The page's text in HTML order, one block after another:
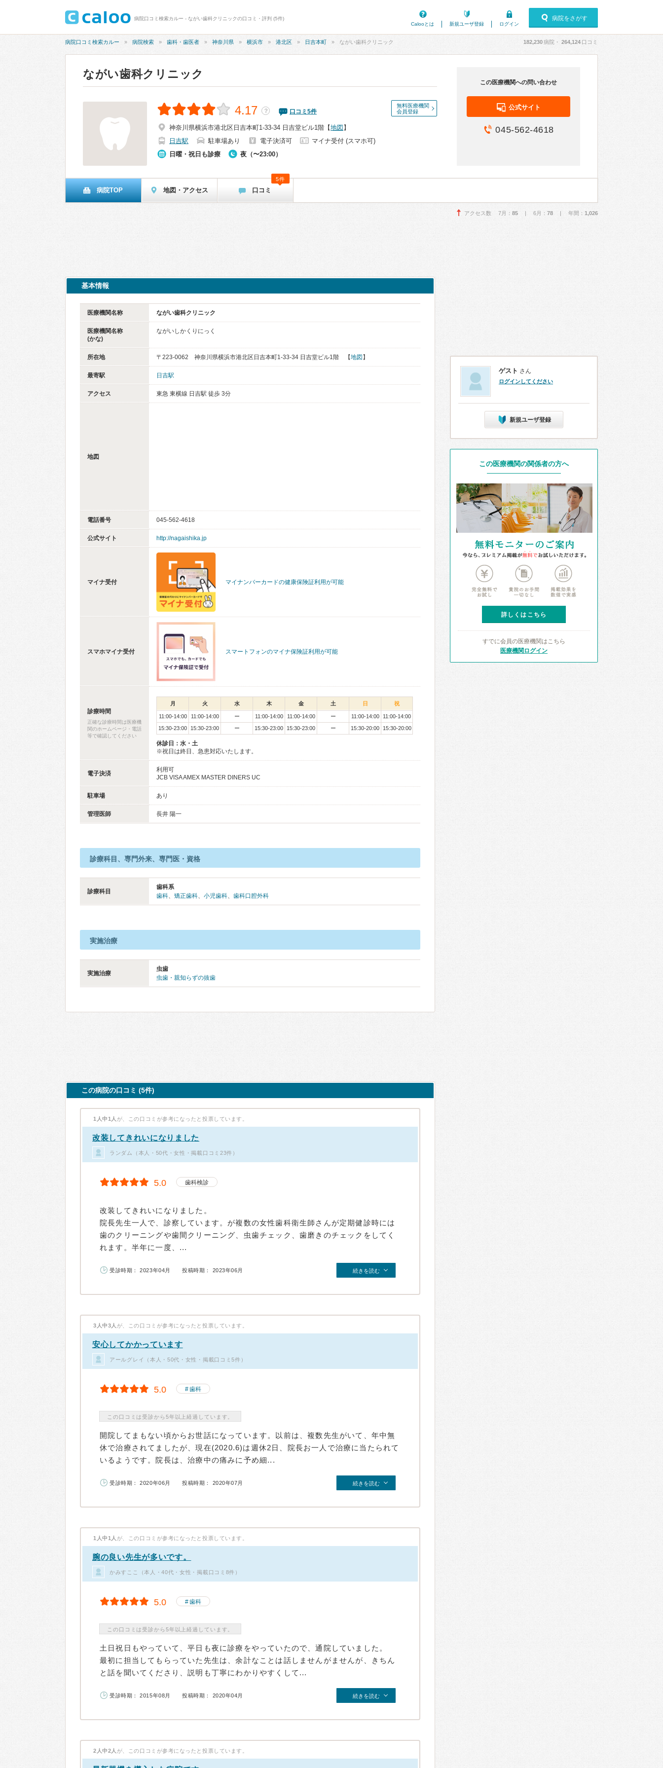
病院口コミ検索カルー - ながい歯科クリニックの口コミ・評判 (5件)
Calooとは
新規ユーザ登録 ログイン
病院をさがす
病院口コミ検索カルー 病院検索 歯科・歯医者 神奈川県 横浜市 港北区 日吉本町 ながい歯科クリニック 182,230病院・ 264,124 口コミ
ながい歯科クリニック
無料医療機関
会員登録
4.17 ？ 口コミ 5件
神奈川県横浜市港北区日吉本町1-33-34 日吉堂ビル1階 【地図 】
日吉駅
駐車場あり 電子決済可
マイナ受付 (スマホ可)
日曜・祝日も診療
夜（〜23:00）
この医療機関への問い合わせ
公式サイト
045-562-4618
病院TOP 地図・アクセス 口コミ
5件
アクセス数 7月： 85 | 6月： 78 | 年間： 1,026
基本情報
医療機関名称 ながい歯科クリニック
医療機関名称
(かな)
ながいしかくりにっく
所在地 〒223-0062 神奈川県横浜市港北区日吉本町1-33-34 日吉堂ビル1階 【地図 】
最寄駅 日吉駅
アクセス 東急 東横線 日吉駅 徒歩 3分
地図
電話番号 045-562-4618
公式サイト http://nagaishika.jp
マイナ受付 マイナンバーカードの健康保険証利用が可能
スマホマイナ受付 スマートフォンのマイナ保険証利用が可能
診療時間
正確な診療時間は医療機
関のホームページ・電話
等で確認してください
月 火 水 木 金 土 日 祝
11:00-14:00 11:00-14:00 ー 11:00-14:00 11:00-14:00 ー 11:00-14:00
11:00-14:00
15:30-23:00
15:30-23:00 ー 15:30-23:00 15:30-23:00 ー 15:30-20:00 15:30-20:00
休診日：水・土
※祝日は終日、急患対応いたします。
電子決済
利用可
JCB VISA AMEX MASTER DINERS UC
駐車場 あり
管理医師 長井 陽一
診療科目、専門外来、専門医・資格
診療科目
歯科系
歯科、 矯正歯科、 小児歯科、 歯科口腔外科
実施治療
実施治療
虫歯
虫歯・親知らずの抜歯
この病院の口コミ (5件)
1人中1人 が、この口コミが参考になったと投票しています。
改装してきれいになりました
ランダム（本人・50代・女性・掲載口コミ23件）
5.0 歯科検診
改装してきれいになりました。
院長先生一人で、診察しています。が複数の女性歯科衛生師さんが定期健診時には
歯のクリーニングや歯間クリーニング、虫歯チェック、歯磨きのチェックをしてく
れます。半年に一度、...
受診時期： 2023年04月 投稿時期： 2023年06月 続きを読む
3人中3人 が、この口コミが参考になったと投票しています。
安心してかかっています
アールグレイ（本人・50代・女性・掲載口コミ5件）
5.0 歯科
この口コミは受診から5年以上経過しています。
開院してまもない頃からお世話になっています。以前は、複数先生がいて、年中無
休で治療されてましたが、現在(2020.6)は週休2日、院長お一人で治療に当たられて
いるようです。院長は、治療中の痛みに予め細...
受診時期： 2020年06月 投稿時期： 2020年07月 続きを読む
1人中1人 が、この口コミが参考になったと投票しています。
腕の良い先生が多いです。
かみすここ（本人・40代・女性・掲載口コミ8件）
5.0 歯科
この口コミは受診から5年以上経過しています。
土日祝日もやっていて、平日も夜に診療をやっていたので、通院していました。
最初に担当してもらっていた先生は、余計なことは話しませんがませんが、きちん
と話を聞いてくださり、説明も丁寧にわかりやすくして...
受診時期： 2015年08月 投稿時期： 2020年04月 続きを読む
2人中2人 が、この口コミが参考になったと投票しています。
ゲスト さん
ログインしてください
新規ユーザ登録
この医療機関の関係者の方へ
詳しくはこちら
すでに会員の医療機関はこちら
医療機関ログイン